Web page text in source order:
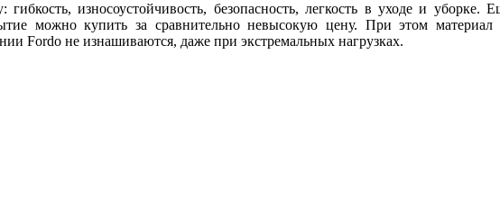
износоустойчивость, безопасность, легкость в уходе и
можно купить за сравнительно невысокую цену. При этом
Fordo не изнашиваются, даже при экстремальных нагрузках.